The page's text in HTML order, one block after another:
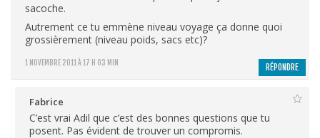
1 NOVEMBRE 2011 À 17 H 03 MIN
sacoche.
Autrement ce tu emmène niveau voyage ça donne quoi
grossièrement (niveau poids, sacs etc)?
RÉPONDRE
Fabrice
C’est vrai Adil que c’est des bonnes questions que tu
posent. Pas évident de trouver un compromis.